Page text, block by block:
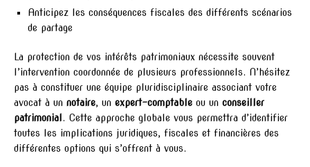
Anticipez les conséquences fiscales des différents scénarios
de partage
La protection de vos intérêts patrimoniaux nécessite souvent
l’intervention coordonnée de plusieurs professionnels. N’hésitez
pas à constituer une équipe pluridisciplinaire associant votre
avocat à un notaire, un expert-comptable ou un conseiller
patrimonial . Cette approche globale vous permettra d’identifier
toutes les implications juridiques, fiscales et financières des
différentes options qui s’offrent à vous.